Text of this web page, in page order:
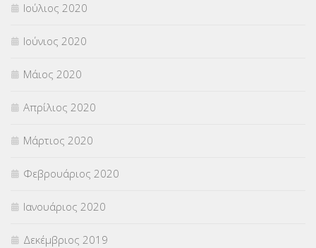
Ιούλιος 2020
Ιούνιος 2020
Μάιος 2020
Απρίλιος 2020
Μάρτιος 2020
Φεβρουάριος 2020
Ιανουάριος 2020
Δεκέμβριος 2019